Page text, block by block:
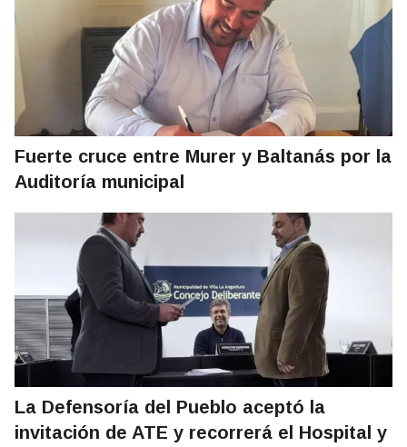
Fuerte cruce entre Murer y Baltanás por la
Auditoría municipal
La Defensoría del Pueblo aceptó la
invitación de ATE y recorrerá el Hospital y